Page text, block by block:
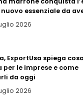
nuovo essenziale da
2026
ExportUsa spiega cosa
per le imprese e come
da oggi
2026